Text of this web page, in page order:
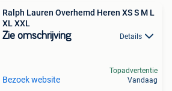
Ralph Lauren Overhemd Heren XS S M L
XL XXL
Zie omschrijving Details
Bezoek website
Topadvertentie
Vandaag